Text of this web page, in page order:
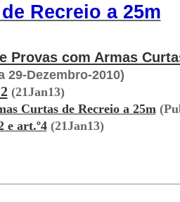
Recreio a 25m
Provas com Armas
29-Dezembro-2010)
(21Jan13)
Curtas de Recreio a 25m
e art.º4(21Jan13)